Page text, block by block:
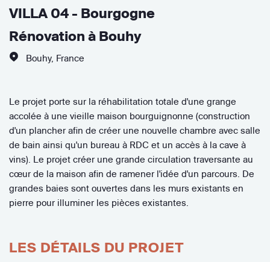
VILLA 04 - Bourgogne
Rénovation à Bouhy
Bouhy, France
Le projet porte sur la réhabilitation totale d'une grange
accolée à une vieille maison bourguignonne (construction
d'un plancher afin de créer une nouvelle chambre avec salle
de bain ainsi qu'un bureau à RDC et un accès à la cave à
vins). Le projet créer une grande circulation traversante au
cœur de la maison afin de ramener l'idée d'un parcours. De
grandes baies sont ouvertes dans les murs existants en
pierre pour illuminer les pièces existantes.
LES DÉTAILS DU PROJET